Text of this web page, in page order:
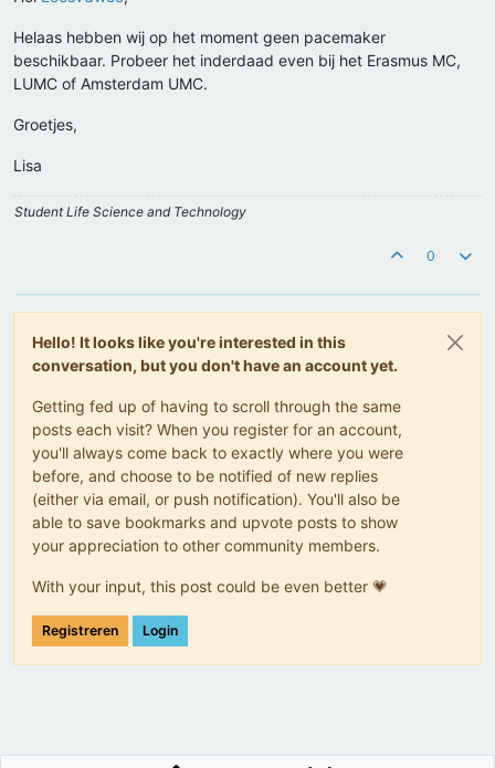
Helaas hebben wij op het moment geen pacemaker
beschikbaar. Probeer het inderdaad even bij het Erasmus MC,
LUMC of Amsterdam UMC.
Groetjes,
Lisa
Student Life Science and Technology
0
Hello! It looks like you're interested in this
conversation, but you don't have an account yet.
Getting fed up of having to scroll through the same
posts each visit? When you register for an account,
you'll always come back to exactly where you were
before, and choose to be notified of new replies
(either via email, or push notification). You'll also be
able to save bookmarks and upvote posts to show
your appreciation to other community members.
With your input, this post could be even better 💗
Registreren Login